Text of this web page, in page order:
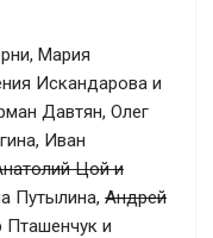
Мария
Искандарова и
Давтян, Олег
Иван
Цой и
Путылина, Андрей
Пташенчук и